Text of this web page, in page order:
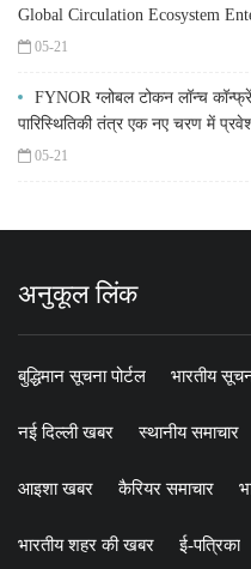
Global Circulation Ecosystem
05-21
FYNOR ग्लोबल टोकन लॉन्च
पारिस्थितिकी तंत्र एक नए चरण में
05-21
अनुकूल लिंक
बुद्धिमान सूचना पोर्टल भारतीय
नई दिल्ली खबर स्थानीय समाचार
आइशा खबर कैरियर समाचार
भारतीय शहर की खबर ई-पत्रिका